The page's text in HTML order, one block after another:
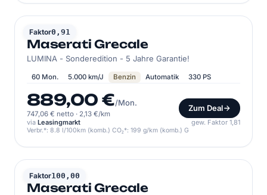
Faktor0,91
MASERATI
Maserati Grecale
LUMINA - Sonderedition - 5 Jahre Garantie!
60 Mon. 5.000 km/J Benzin Automatik 330 PS
889,00 €/Mon.
747,06 € netto · 2,13 €/km
Zum Deal
via Leasingmarkt gew. Faktor 1,81
Verbr.*: 8.8 l/100km (komb.) CO₂*: 199 g/km (komb.) G
Faktor100,00
MASERATI
Maserati Grecale